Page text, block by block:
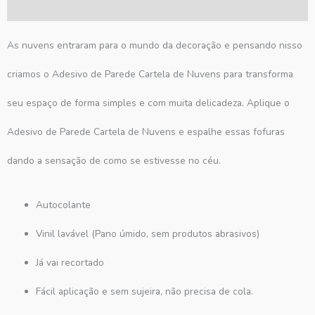
As nuvens entraram para o mundo da decoração e pensando nisso
criamos o Adesivo de Parede Cartela de Nuvens para transforma
seu espaço de forma simples e com muita delicadeza. Aplique o
Adesivo de Parede Cartela de Nuvens e espalhe essas fofuras
dando a sensação de como se estivesse no céu.
Autocolante
Vinil lavável (Pano úmido, sem produtos abrasivos)
Já vai recortado
Fácil aplicação e sem sujeira, não precisa de cola.